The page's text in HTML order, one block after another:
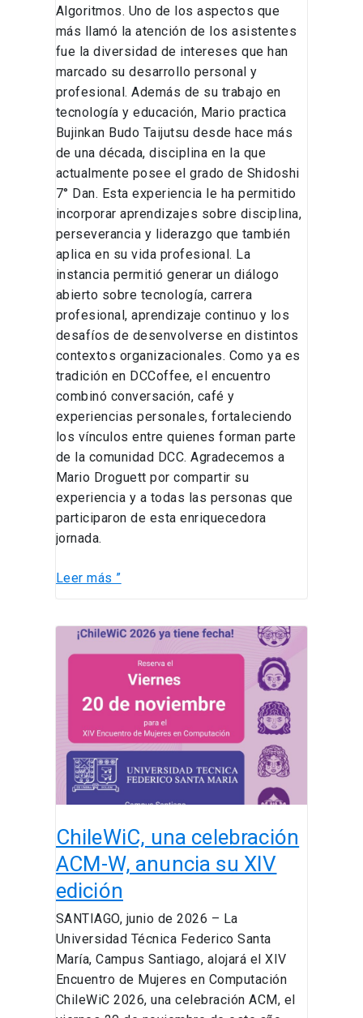
Algoritmos. Uno de los aspectos que
más llamó la atención de los asistentes
fue la diversidad de intereses que han
marcado su desarrollo personal y
profesional. Además de su trabajo en
tecnología y educación, Mario practica
Bujinkan Budo Taijutsu desde hace más
de una década, disciplina en la que
actualmente posee el grado de Shidoshi
7° Dan. Esta experiencia le ha permitido
incorporar aprendizajes sobre disciplina,
perseverancia y liderazgo que también
aplica en su vida profesional. La
instancia permitió generar un diálogo
abierto sobre tecnología, carrera
profesional, aprendizaje continuo y los
desafíos de desenvolverse en distintos
contextos organizacionales. Como ya es
tradición en DCCoffee, el encuentro
combinó conversación, café y
experiencias personales, fortaleciendo
los vínculos entre quienes forman parte
de la comunidad DCC. Agradecemos a
Mario Droguett por compartir su
experiencia y a todas las personas que
participaron de esta enriquecedora
jornada.
Leer más ”
ChileWiC, una celebración
ACM-W, anuncia su XIV
edición
SANTIAGO, junio de 2026 – La
Universidad Técnica Federico Santa
María, Campus Santiago, alojará el XIV
Encuentro de Mujeres en Computación
ChileWiC 2026, una celebración ACM, el
ChileWiC,
una
ACM-
anuncia
su
XIV
edición